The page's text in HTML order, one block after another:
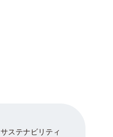
サステナビリティ